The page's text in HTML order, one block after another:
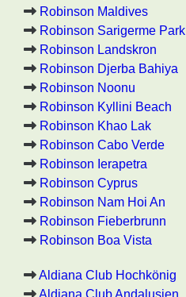
Robinson Maldives
Robinson Sarigerme Park
Robinson Landskron
Robinson Djerba Bahiya
Robinson Noonu
Robinson Kyllini Beach
Robinson Khao Lak
Robinson Cabo Verde
Robinson Ierapetra
Robinson Cyprus
Robinson Nam Hoi An
Robinson Fieberbrunn
Robinson Boa Vista
Aldiana Club Hochkönig
Aldiana Club Andalusien